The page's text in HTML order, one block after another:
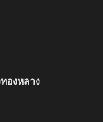
องหลาง